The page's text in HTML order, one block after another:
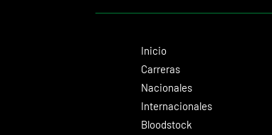
Inicio
Carreras
Nacionales
Internacionales
Bloodstock